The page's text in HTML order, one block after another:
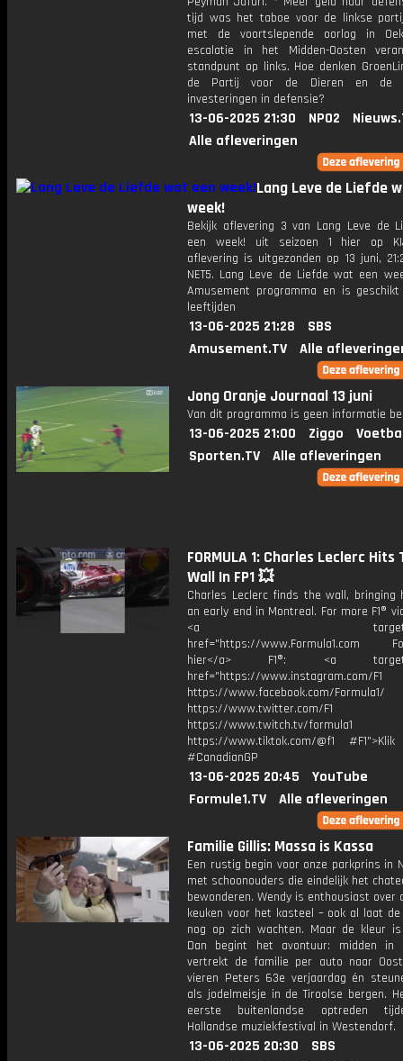
tijd was het taboe voor de linkse
met de voortslepende oorlog in
escalatie in het Midden-Oosten
standpunt op links. Hoe denken
de Partij voor de Dieren en de
investeringen in defensie?
13-06-2025 21:30 NPO2
Alle afleveringen
Lang Leve de Liefde
week!
Bekijk aflevering 3 van Lang Leve de
een week! uit seizoen 1 hier op
aflevering is uitgezonden op 13 juni,
NET5. Lang Leve de Liefde wat een
Amusement programma en is
leeftijden
13-06-2025 21:28
SBS
Amusement.TV
Alle
Jong Oranje Journaal 13 juni
Van dit programma is geen informatie
13-06-2025 21:00 Ziggo
Sporten.TV
Alle afleveringen
FORMULA 1: Charles Leclerc Hits
Wall In FP1 💥
Charles Leclerc finds the wall, bringing
an early end in Montreal. For more F1®
<a
href="https://www.Formula1.com
hier</a> F1®: <a
href="https://www.instagram.com/F1
https://www.facebook.com/Formula1/
https://www.twitter.com/F1
https://www.twitch.tv/formula1
https://www.tiktok.com/@f1
#CanadianGP
13-06-2025 20:45
YouTube
Formule1.TV
Alle afleveringen
Familie Gillis: Massa is Kassa
Een rustig begin voor onze parkprins in
met schoonouders die eindelijk het
bewonderen. Wendy is enthousiast over
keuken voor het kasteel – ook al laat
nog op zich wachten. Maar de kleur
Dan begint het avontuur: midden in
vertrekt de familie per auto naar
vieren Peters 63e verjaardag én
als jodelmeisje in de Tiroolse bergen.
eerste buitenlandse optreden
Hollandse muziekfestival in Westendorf.
13-06-2025 20:30
SBS